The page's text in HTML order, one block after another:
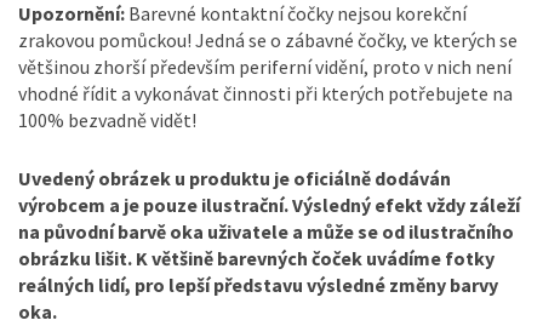
Upozornění: Barevné kontaktní čočky nejsou korekční
zrakovou pomůckou! Jedná se o zábavné čočky, ve kterých se
většinou zhorší především periferní vidění, proto v nich není
vhodné řídit a vykonávat činnosti při kterých potřebujete na
100% bezvadně vidět!
Uvedený obrázek u produktu je oficiálně dodáván
výrobcem a je pouze ilustrační. Výsledný efekt vždy záleží
na původní barvě oka uživatele a může se od ilustračního
obrázku lišit. K většině barevných čoček uvádíme fotky
reálných lidí, pro lepší představu výsledné změny barvy
oka.